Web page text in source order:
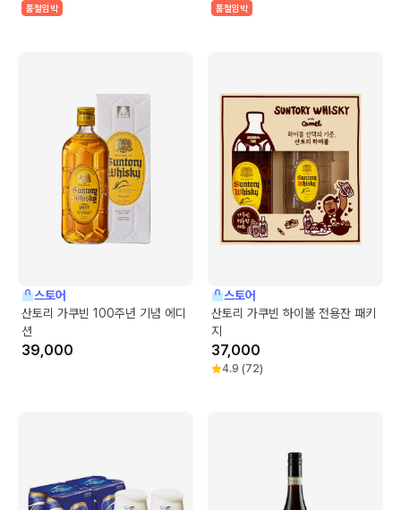
품절임박 품절임박
스토어
산토리 가쿠빈 100주년 기념 에디
션
39,000
스토어
산토리 가쿠빈 하이볼 전용잔 패키
지
37,000
4.9 (72)